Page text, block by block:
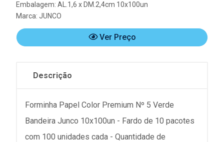
Embalagem: AL.1,6 x DM.2,4cm 10x100un
Marca: JUNCO
Ver Preço
Descrição
Forminha Papel Color Premium Nº 5 Verde
Bandeira Junco 10x100un - Fardo de 10 pacotes
com 100 unidades cada - Quantidade de